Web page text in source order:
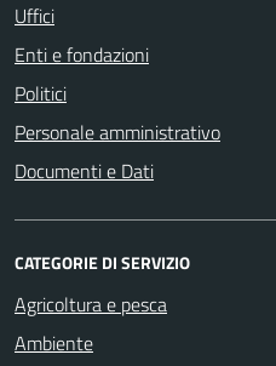
Uffici
Enti e fondazioni
Politici
Personale amministrativo
Documenti e Dati
CATEGORIE DI SERVIZIO
Agricoltura e pesca
Ambiente